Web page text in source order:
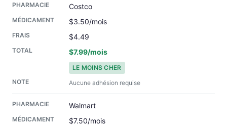
Costco
$3.50/mois
$4.49
$7.99/mois
LE MOINS CHER
Aucune adhésion requise
Walmart
$7.50/mois